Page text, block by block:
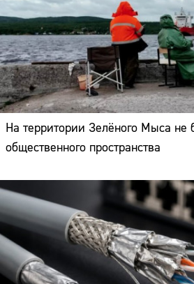
На территории Зелёного Мыса не
общественного пространства